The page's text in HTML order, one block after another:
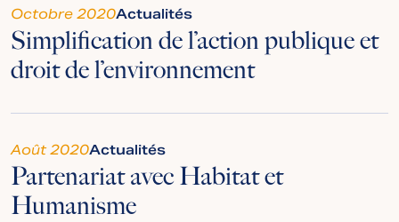
Octobre 2020Actualités
Simplification de l’action publique et
droit de l’environnement
Août 2020Actualités
Partenariat avec Habitat et
Humanisme